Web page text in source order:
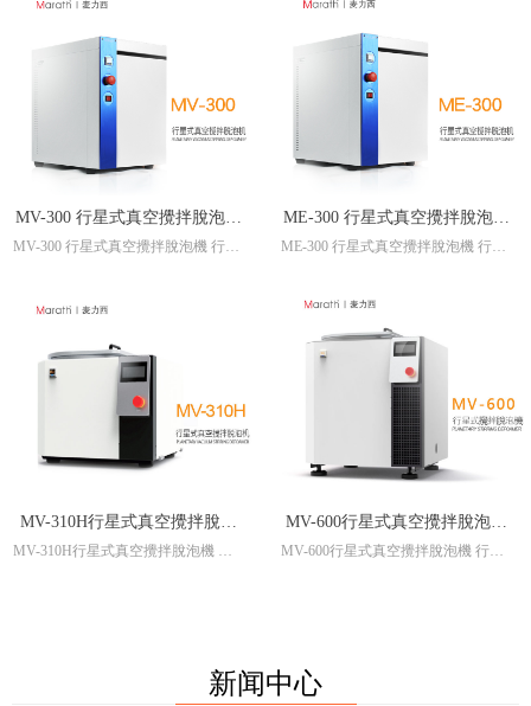
MV-300 行星式真空攪拌脫泡機
行星式攪拌機 真空攪拌機 真空
MV-300 行星式真空攪拌脫泡機 行星
ME-300 行星式真空攪拌脫泡機
行星式攪拌機 真空攪拌機 真空
ME-300 行星式真空攪拌脫泡機 行星
最大处理量 300g x 2 (视材料而定)
公转 无级调速,易操作
自转 机械恒定，随公转变化
真空流量 --
平衡调节 配重码调节
主要安全功能 发生故障自动停止，运
转时上盖脱锁，上盖打开时则停止工
MV-310H行星式真空攪拌脫泡
機 行星式攪拌機 真空攪拌機 真
MV-310H行星式真空攪拌脫泡機 行
MV-600行星式真空攪拌脫泡機
行星式攪拌機 真空攪拌機 真空
MV-600行星式真空攪拌脫泡機 行星
新闻中心